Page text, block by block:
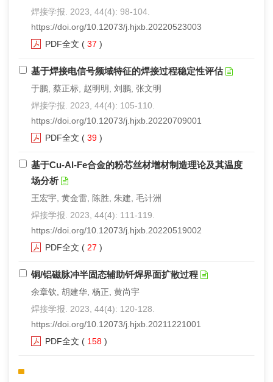
焊接学报. 2023, 44(4): 98-104.
https://doi.org/10.12073/j.hjxb.20220523003
PDF全文 ( 37 )
基于焊接电信号频域特征的焊接过程稳定性评估
于鹏, 蔡正标, 赵明明, 刘鹏, 张文明
焊接学报. 2023, 44(4): 105-110.
https://doi.org/10.12073/j.hjxb.20220709001
PDF全文 ( 39 )
基于Cu-Al-Fe合金的粉芯丝材增材制造理论及其温度
场分析
王宏宇, 黄金雷, 陈胜, 朱建, 毛计洲
焊接学报. 2023, 44(4): 111-119.
https://doi.org/10.12073/j.hjxb.20220519002
PDF全文 ( 27 )
铜/铝磁脉冲半固态辅助钎焊界面扩散过程
余章钦, 胡建华, 杨正, 黄尚宇
焊接学报. 2023, 44(4): 120-128.
https://doi.org/10.12073/j.hjxb.20211221001
PDF全文 ( 158 )